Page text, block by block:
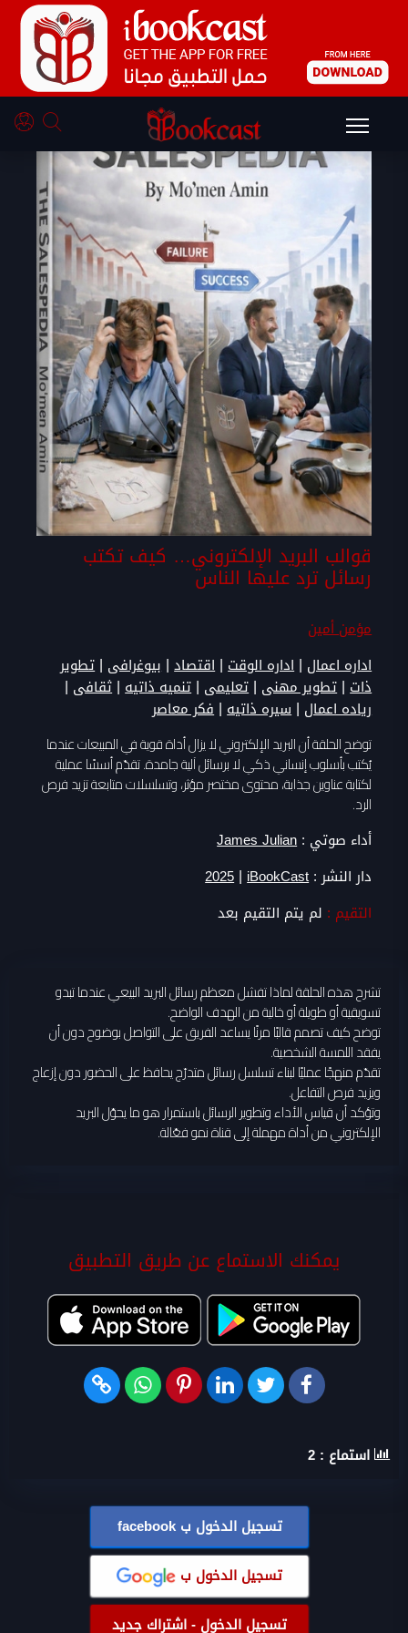
قوالب البريد الإلكتروني… كيف تكتب
رسائل ترد عليها الناس
مؤمن أمين
اداره اعمال |اداره الوقت|اقتصاد|بيوغرافى |تطوير
ذات|تطوير مهنى |تعليمى |تنميه ذاتيه|ثقافى |
رياده اعمال |سيره ذاتيه|فكر معاصر
توضح الحلقة أن البريد الإلكتروني لا يزال أداة قوية في المبيعات عندما
يُكتب بأسلوب إنساني ذكي لا برسائل آلية جامدة. تقدّم أسسًا عملية
لكتابة عناوين جذابة، محتوى مختصر مؤثر، وتسلسلات متابعة تزيد فرص
الرد.
أداء صوتي :James Julian
دار النشر :iBookCast
|
2025
التقيم : لم يتم التقيم بعد
تشرح هذه الحلقة لماذا تفشل معظم رسائل البريد البيعي عندما تبدو
تسويقية أو طويلة أو خالية من الهدف الواضح.
توضح كيف تصمم قالبًا مرنًا يساعد الفريق على التواصل بوضوح دون أن
يفقد اللمسة الشخصية.
تقدّم منهجًا عمليًا لبناء تسلسل رسائل متدرّج يحافظ على الحضور دون إزعاج
ويزيد فرص التفاعل.
وتؤكد أن قياس الأداء وتطوير الرسائل باستمرار هو ما يحوّل البريد
الإلكتروني من أداة مهملة إلى قناة نمو فعّالة.
يمكنك الاستماع عن طريق التطبيق
استماع : 2
تسجيل الدخول بfacebook
تسجيل الدخول ب
تسجيل الدخول - اشتراك جديد